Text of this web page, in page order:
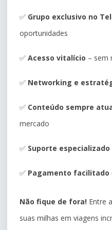
✅ Grupo exclusivo no
oportunidades
✅ Acesso vitalício – sem
✅ Networking e
✅ Conteúdo sempre
mercado
✅ Suporte especializado
✅ Pagamento facilitado
Não fique de fora! Entre
suas milhas em viagens